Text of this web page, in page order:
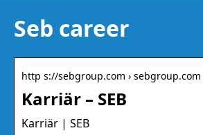
Seb career
http s://sebgroup.com › sebgroup.com
Karriär – SEB
Karriär | SEB